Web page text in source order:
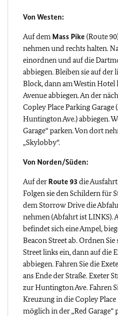
Von Westen:
Auf dem Mass Pike (Route
nehmen und rechts halten.
einordnen und auf die
abbiegen. Bleiben sie auf der
Block, dann am Westin
Avenue abbiegen. An der
Copley Place Parking Garage
Huntington Ave.) abbiegen.
Garage“ parken. Von dort
„Skylobby“.
Von Norden/Süden:
Auf der Route 93 die
Folgen sie den Schildern für
dem Storrow Drive die
nehmen (Abfahrt ist LINKS).
befindet sich eine Ampel,
Beacon Street ab. Ordnen
Street links ein, dann auf die
abbiegen. Fahren Sie die
ans Ende der Straße. Exeter
zur Huntington Ave. Fahren
Kreuzung in die Copley Place
möglich in der „Red Garage“